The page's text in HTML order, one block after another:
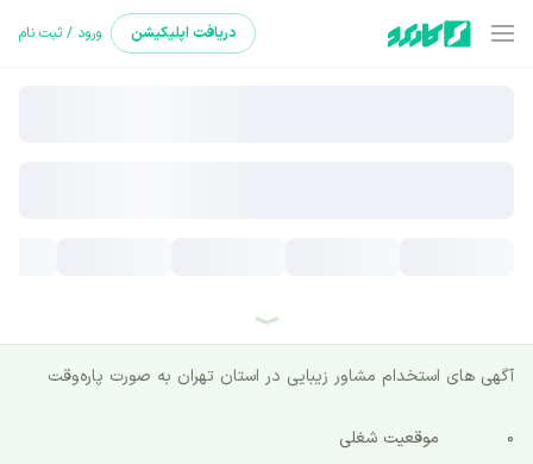
دریافت اپلیکیشن ورود / ثبت نام
آگهی های استخدام مشاور زیبایی در استان تهران به صورت پاره‌وقت
0 موقعیت شغلی